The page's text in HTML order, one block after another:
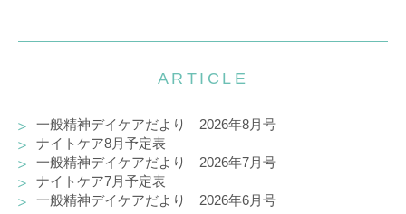
ARTICLE
一般精神デイケアだより 2026年8月号
ナイトケア8月予定表
一般精神デイケアだより 2026年7月号
ナイトケア7月予定表
一般精神デイケアだより 2026年6月号